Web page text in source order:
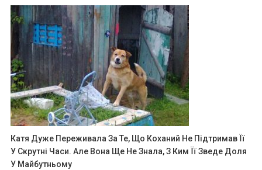
Катя Дуже Переживала За Те, Що Коханий Не Підтримав Її
У Скрутні Часи. Але Вона Ще Не Знала, З Ким Її Зведе Доля
У Майбутньому